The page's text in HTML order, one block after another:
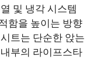
및 냉각 시스템
함을 높이는 방향
트는 단순한 앉는
부의 라이프스타